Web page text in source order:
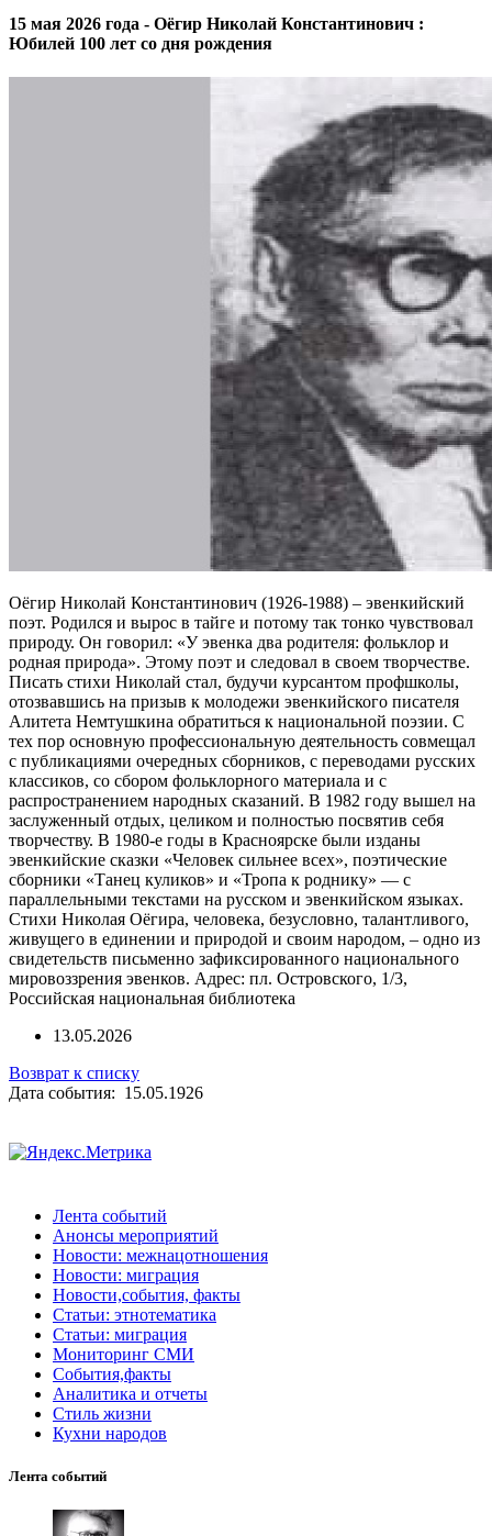
15 мая 2026 года - Оёгир Николай Константинович :
Юбилей 100 лет со дня рождения
Оёгир Николай Константинович (1926-1988) – эвенкийский
поэт. Родился и вырос в тайге и потому так тонко чувствовал
природу. Он говорил: «У эвенка два родителя: фольклор и
родная природа». Этому поэт и следовал в своем творчестве.
Писать стихи Николай стал, будучи курсантом профшколы,
отозвавшись на призыв к молодежи эвенкийского писателя
Алитета Немтушкина обратиться к национальной поэзии. С
тех пор основную профессиональную деятельность совмещал
с публикациями очередных сборников, с переводами русских
классиков, со сбором фольклорного материала и с
распространением народных сказаний. В 1982 году вышел на
заслуженный отдых, целиком и полностью посвятив себя
творчеству. В 1980-е годы в Красноярске были изданы
эвенкийские сказки «Человек сильнее всех», поэтические
сборники «Танец куликов» и «Тропа к роднику» — с
параллельными текстами на русском и эвенкийском языках.
Стихи Николая Оёгира, человека, безусловно, талантливого,
живущего в единении и природой и своим народом, – одно из
свидетельств письменно зафиксированного национального
мировоззрения эвенков. Адрес: пл. Островского, 1/3,
Российская национальная библиотека
13.05.2026
Возврат к списку
Дата события: 15.05.1926
Лента событий
Анонсы мероприятий
Новости: межнацотношения
Новости: миграция
Новости,события, факты
Статьи: этнотематика
Статьи: миграция
Мониторинг СМИ
События,факты
Аналитика и отчеты
Стиль жизни
Кухни народов
Лента событий